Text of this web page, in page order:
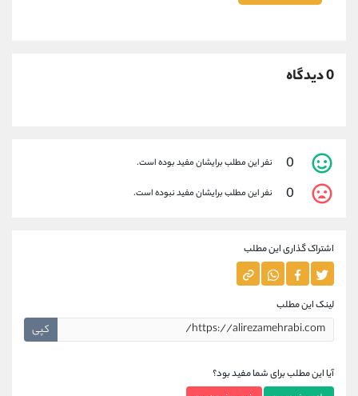
0 دیدگاه
0 نفر این مطلب برایشان مفید بوده است.
0 نفر این مطلب برایشان مفید نبوده است.
اشتراک گذاری این مطلب
لینک این مطلب
کپی
آیا این مطلب برای شما مفید بود؟